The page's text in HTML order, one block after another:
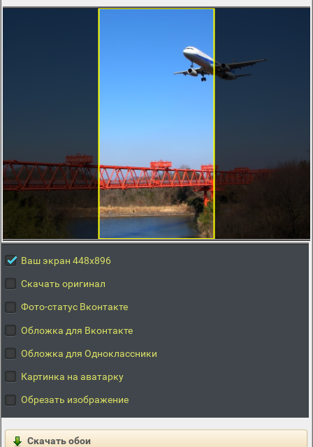
Ваш экран 448x896
Скачать оригинал
Фото-статус Вконтакте
Обложка для Вконтакте
Обложка для Одноклассники
Картинка на аватарку
Обрезать изображение
Скачать обои